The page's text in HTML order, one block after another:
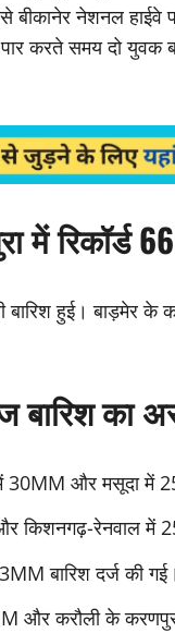
बीकानेर नेशनल हाईवे
पार करते समय दो
में रिकॉर्ड
बारिश हुई। बाड़मेर के
बारिश का
और मसूदा में
रेनवाल में
बारिश दर्ज की गई।
और करौली के